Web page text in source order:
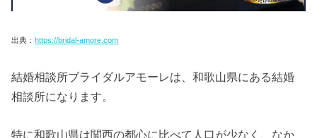
出典：https://bridal-amore.com
結婚相談所ブライダルアモーレは、和歌山県にある結婚
相談所になります。
特に和歌山県は関西の都心に比べて人口が少なく、なか